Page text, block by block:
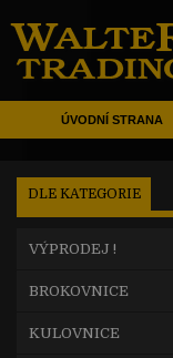
ÚVODNÍ STRANA
DLE KATEGORIE
VÝPRODEJ !
BROKOVNICE
KULOVNICE